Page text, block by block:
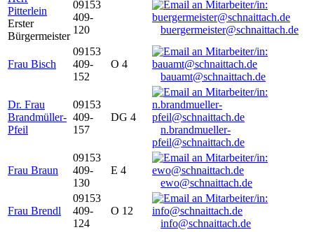
Pitterlein
Erster
Bürgermeister
09153
409-
120
buergermeister@schnaittach.de
Frau Bisch
09153
409-
152
O 4
bauamt@schnaittach.de
Dr. Frau
Brandmüller-
Pfeil
09153
409-
157
DG 4
n.brandmueller-
pfeil@schnaittach.de
Frau Braun
09153
409-
130
E 4
ewo@schnaittach.de
Frau Brendl
09153
409-
124
O 12
info@schnaittach.de